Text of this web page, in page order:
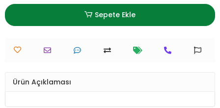
Sepete Ekle
Ürün Açıklaması